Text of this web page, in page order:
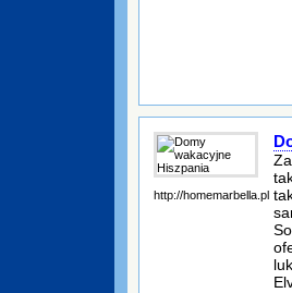
http://homemarbella.pl